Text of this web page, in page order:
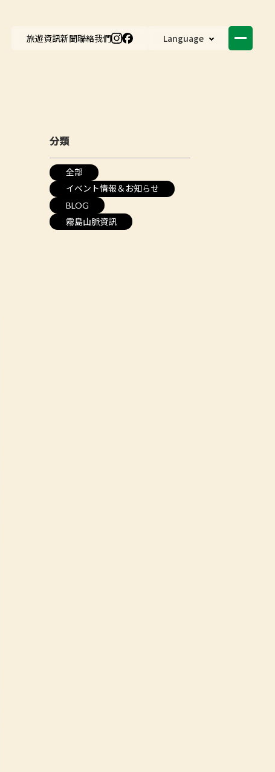
旅遊資訊新聞聯絡我們 Language
分類
全部
イベント情報＆お知らせ
BLOG
霧島山脈資訊